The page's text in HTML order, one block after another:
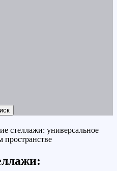
стеллажи: универсальное